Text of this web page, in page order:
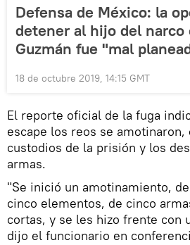
Defensa de México: la
detener al hijo del narco
Guzmán fue "mal
18 de octubre 2019, 14:15 GMT
El reporte oficial de la fuga
escape los reos se amotinaron,
custodios de la prisión y los
armas.
"Se inició un amotinamiento,
cinco elementos, de cinco
cortas, y se les hizo frente con
dijo el funcionario en